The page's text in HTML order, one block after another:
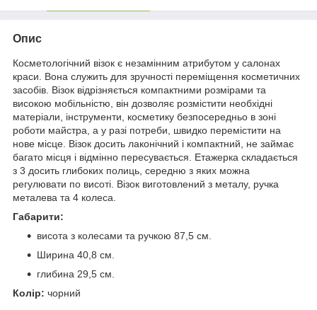
Опис
Косметологічний візок є незамінним атрибутом у салонах
краси. Вона служить для зручності переміщення косметичних
засобів. Візок відрізняється компактними розмірами та
високою мобільністю, він дозволяє розмістити необхідні
матеріали, інструменти, косметику безпосередньо в зоні
роботи майстра, а у разі потреби, швидко перемістити на
нове місце. Візок досить лаконічний і компактний, не займає
багато місця і відмінно пересувається. Етажерка складається
з 3 досить глибоких полиць, середню з яких можна
регулювати по висоті. Візок виготовлений з металу, ручка
металева та 4 колеса.
Габарити:
висота з колесами та ручкою 87,5 см.
Ширина 40,8 см.
глибина 29,5 см.
Колір: чорний